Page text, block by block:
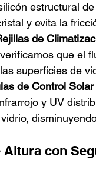
estructural
y evita la
de
que el
superficies de
de Control
y UV
Altura con